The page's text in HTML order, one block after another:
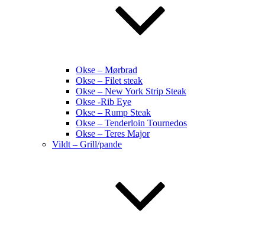
Okse – Mørbrad
Okse – Filet steak
Okse – New York Strip Steak
Okse -Rib Eye
Okse – Rump Steak
Okse – Tenderloin Tournedos
Okse – Teres Major
Vildt – Grill/pande